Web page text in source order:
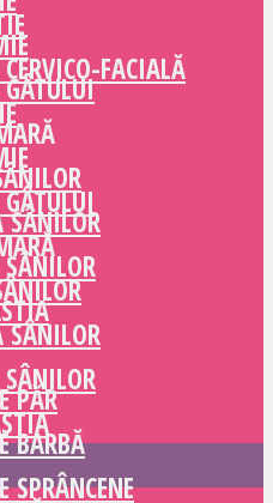
SÂNILOR
PĂR
BARBĂ
SPRÂNCENE
FACIALĂ
SÂNILOR